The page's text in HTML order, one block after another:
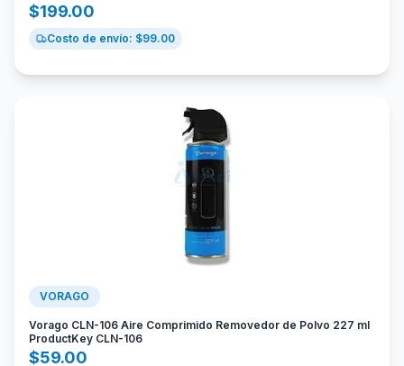
$199.00
Costo de envío: $99.00
VORAGO
Vorago CLN-106 Aire Comprimido Removedor de Polvo 227 ml
ProductKey CLN-106
$59.00